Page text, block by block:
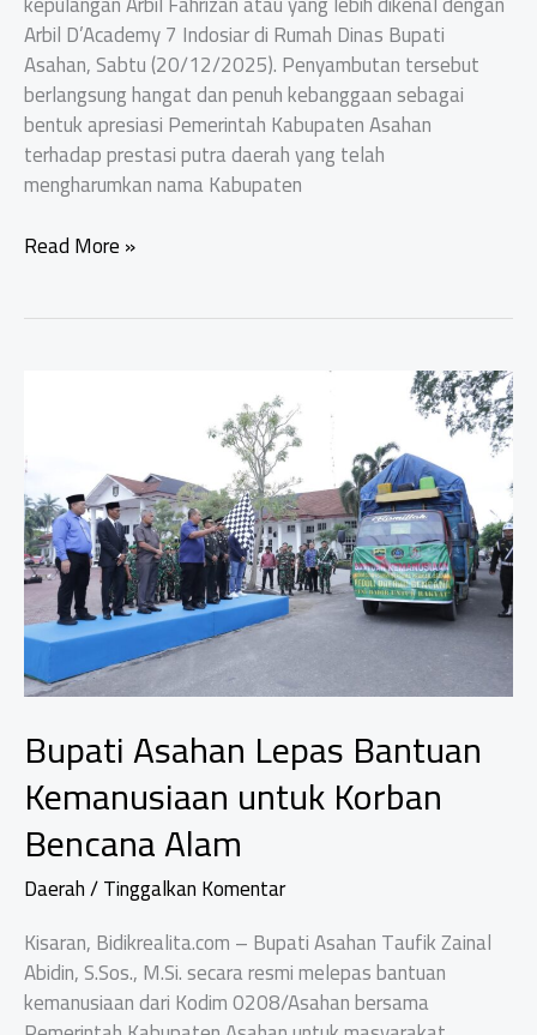
Arbil D’Academy 7 Indosiar di Rumah Dinas Bupati
Asahan, Sabtu (20/12/2025). Penyambutan tersebut
berlangsung hangat dan penuh kebanggaan sebagai
bentuk apresiasi Pemerintah Kabupaten Asahan
terhadap prestasi putra daerah yang telah
mengharumkan nama Kabupaten
Bupati
Indosiar
Read More »
Bupati Asahan Lepas Bantuan
Kemanusiaan untuk Korban
Bencana Alam
Daerah/Tinggalkan Komentar
Kisaran, Bidikrealita.com – Bupati Asahan Taufik Zainal
Abidin, S.Sos., M.Si. secara resmi melepas bantuan
kemanusiaan dari Kodim 0208/Asahan bersama